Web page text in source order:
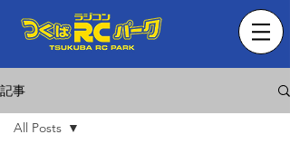
記事
All Posts